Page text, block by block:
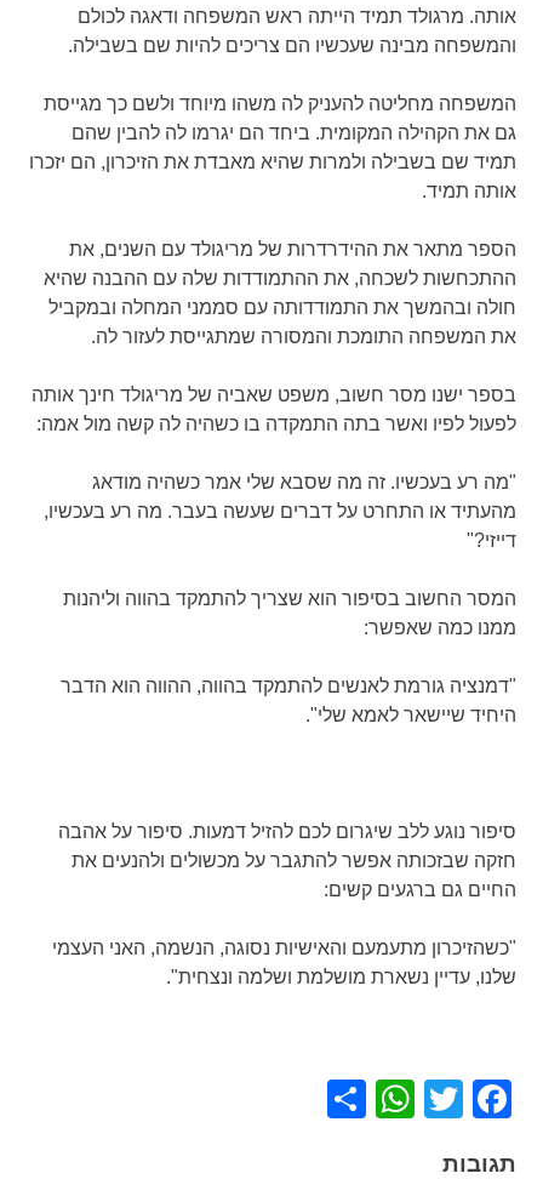
אותה. מרגולד תמיד הייתה ראש המשפחה ודאגה לכולם
והמשפחה מבינה שעכשיו הם צריכים להיות שם בשבילה.
המשפחה מחליטה להעניק לה משהו מיוחד ולשם כך מגייסת
גם את הקהילה המקומית. ביחד הם יגרמו לה להבין שהם
תמיד שם בשבילה ולמרות שהיא מאבדת את הזיכרון, הם יזכרו
אותה תמיד.
הספר מתאר את ההידרדרות של מריגולד עם השנים, את
ההתכחשות לשכחה, את ההתמודדות שלה עם ההבנה שהיא
חולה ובהמשך את התמודדותה עם סממני המחלה ובמקביל
את המשפחה התומכת והמסורה שמתגייסת לעזור לה.
בספר ישנו מסר חשוב, משפט שאביה של מריגולד חינך אותה
לפעול לפיו ואשר בתה התמקדה בו כשהיה לה קשה מול אמה:
"מה רע בעכשיו. זה מה שסבא שלי אמר כשהיה מודאג
מהעתיד או התחרט על דברים שעשה בעבר. מה רע בעכשיו,
דייזי?"
המסר החשוב בסיפור הוא שצריך להתמקד בהווה וליהנות
ממנו כמה שאפשר:
"דמנציה גורמת לאנשים להתמקד בהווה, ההווה הוא הדבר
היחיד שיישאר לאמא שלי".
סיפור נוגע ללב שיגרום לכם להזיל דמעות. סיפור על אהבה
חזקה שבזכותה אפשר להתגבר על מכשולים ולהנעים את
החיים גם ברגעים קשים:
"כשהזיכרון מתעמעם והאישיות נסוגה, הנשמה, האני העצמי
שלנו, עדיין נשארת מושלמת ושלמה ונצחית".
Facebook
Twitter
WhatsApp
תגובות